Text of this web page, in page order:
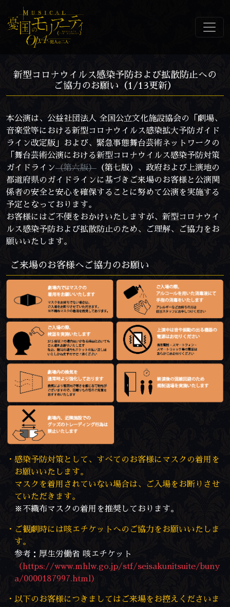
新型コロナウイルス感染予防および拡散防止への
ご協力のお願い（1/13更新）
本公演は、公益社団法人 全国公立文化施設協会の「劇場、
音楽堂等における新型コロナウイルス感染拡大予防ガイド
ライン改定版」および、緊急事態舞台芸術ネットワークの
「舞台芸術公演における新型コロナウイルス感染予防対策
ガイドライン（第六版） （第七版）、政府および上演地の
都道府県のガイドラインに基づきご来場のお客様と公演関
係者の安全と安心を確保することに努めて公演を実施する
予定となっております。
お客様にはご不便をおかけいたしますが、新型コロナウイ
ルス感染予防および拡散防止のため、ご理解、ご協力をお
願いいたします。
ご来場のお客様へご協力のお願い
・感染予防対策として、すべてのお客様にマスクの着用を
お願いいたします。
マスクを着用されていない場合は、ご入場をお断りさせ
ていただきます。
※不織布マスクの着用を推奨しております。
・ご観劇時には咳エチケットへのご協力をお願いいたしま
す。
参考：厚生労働省 咳エチケット
（https://www.mhlw.go.jp/stf/seisakunitsuite/buny
a/0000187997.html）
・以下のお客様につきましてはご来場をお控えくださいま